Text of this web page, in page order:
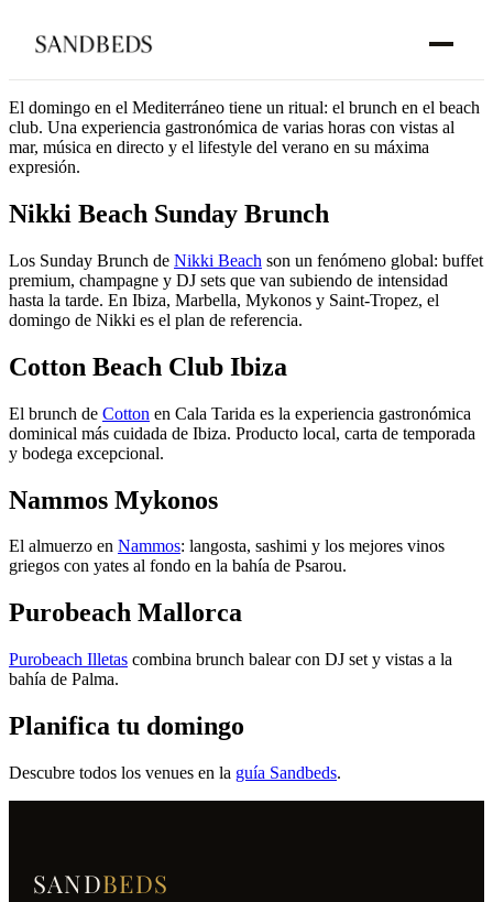
El domingo en el Mediterráneo tiene un ritual: el brunch en el beach
club. Una experiencia gastronómica de varias horas con vistas al
mar, música en directo y el lifestyle del verano en su máxima
expresión.
Nikki Beach Sunday Brunch
Los Sunday Brunch de Nikki Beach son un fenómeno global: buffet
premium, champagne y DJ sets que van subiendo de intensidad
hasta la tarde. En Ibiza, Marbella, Mykonos y Saint-Tropez, el
domingo de Nikki es el plan de referencia.
Cotton Beach Club Ibiza
El brunch de Cotton en Cala Tarida es la experiencia gastronómica
dominical más cuidada de Ibiza. Producto local, carta de temporada
y bodega excepcional.
Nammos Mykonos
El almuerzo en Nammos: langosta, sashimi y los mejores vinos
griegos con yates al fondo en la bahía de Psarou.
Purobeach Mallorca
Purobeach Illetas combina brunch balear con DJ set y vistas a la
bahía de Palma.
Planifica tu domingo
Descubre todos los venues en la guía Sandbeds.
SANDBEDS